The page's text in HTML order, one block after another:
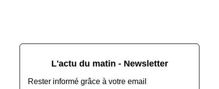
L'actu du matin - Newsletter
Rester informé grâce à votre email